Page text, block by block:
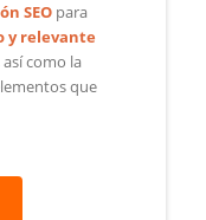
SEOpara
y relevante
así como la
que